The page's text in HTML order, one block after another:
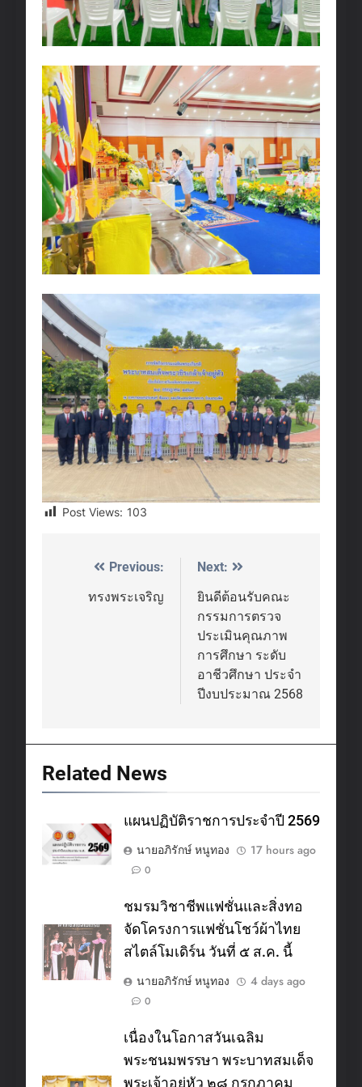
Post Views: 103
Post
navigation
Previous:
ทรงพระเจริญ
Next:
ยินดีต้อนรับคณะ
กรรมการตรวจ
ประเมินคุณภาพ
การศึกษา ระดับ
อาชีวศึกษา ประจำ
ปีงบประมาณ 2568
Related News
แผนปฏิบัติราชการประจำปี 2569
นายอภิรักษ์ หนูทอง
17 hours ago
0
ชมรมวิชาชีพแฟชั่นและสิ่งทอ
จัดโครงการแฟชั่นโชว์ผ้าไทย
สไตล์โมเดิร์น วันที่ ๕ ส.ค. นี้
นายอภิรักษ์ หนูทอง
4 days ago
0
เนื่องในโอกาสวันเฉลิม
พระชนมพรรษา พระบาทสมเด็จ
พระเจ้าอยู่หัว ๒๘ กรกฎาคม